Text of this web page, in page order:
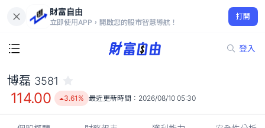
財富自由
立即使用APP，開啟您的股市智慧導航！
打開
登入
114.00
3.61%
博磊 3581
114.00 3.61% 最近更新時間： 2026/08/10 05:30